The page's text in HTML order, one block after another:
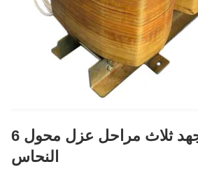
6 نبضة عالية الجهد ثلاث مراحل عزل محول
النحاس